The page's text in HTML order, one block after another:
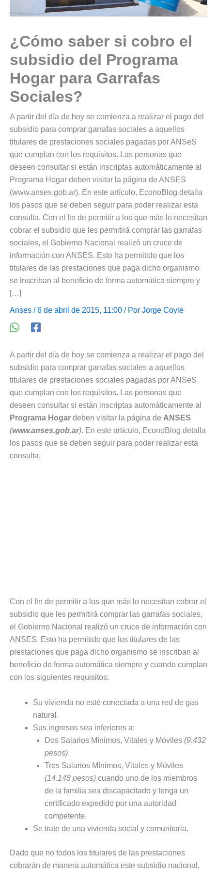
¿Cómo saber si cobro el
subsidio del Programa
Hogar para Garrafas
Sociales?
A partir del día de hoy se comienza a realizar el pago del
subsidio para comprar garrafas sociales a aquellos
titulares de prestaciones sociales pagadas por ANSeS
que cumplan con los requisitos. Las personas que
deseen consultar si están inscriptas automáticamente al
Programa Hogar deben visitar la página de ANSES
(www.anses.gob.ar). En este artículo, EconoBlog detalla
los pasos que se deben seguir para poder realizar esta
consulta. Con el fin de permitir a los que más lo necesitan
cobrar el subsidio que les permitirá comprar las garrafas
sociales, el Gobierno Nacional realizó un cruce de
información con ANSES. Esto ha permitido que los
titulares de las prestaciones que paga dicho organismo
se inscriban al beneficio de forma automática siempre y
[…]
Anses / 6 de abril de 2015, 11:00 / Por Jorge Coyle
A partir del día de hoy se comienza a realizar el pago del
subsidio para comprar garrafas sociales a aquellos
titulares de prestaciones sociales pagadas por ANSeS
que cumplan con los requisitos. Las personas que
deseen consultar si están inscriptas automáticamente al
Programa Hogar deben visitar la página de ANSES
(www.anses.gob.ar). En este artículo, EconoBlog detalla
los pasos que se deben seguir para poder realizar esta
consulta.
Con el fin de permitir a los que más lo necesitan cobrar el
subsidio que les permitirá comprar las garrafas sociales,
el Gobierno Nacional realizó un cruce de información con
ANSES. Esto ha permitido que los titulares de las
prestaciones que paga dicho organismo se inscriban al
beneficio de forma automática siempre y cuando cumplan
con los siguientes requisitos:
Su vivienda no esté conectada a una red de gas
natural.
Sus ingresos sea inferiores a:
Dos Salarios Mínimos, Vitales y Móviles (9.432
pesos).
Tres Salarios Mínimos, Vitales y Móviles
(14.148 pesos) cuando uno de los miembros
de la familia sea discapacitado y tenga un
certificado expedido por una autoridad
competente.
Se trate de una vivienda social y comunitaria.
Dado que no todos los titulares de las prestaciones
cobrarán de manera automática este subsidio nacional,